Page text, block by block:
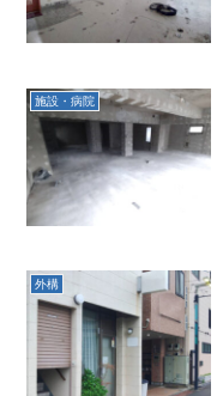
施設・病院
外構